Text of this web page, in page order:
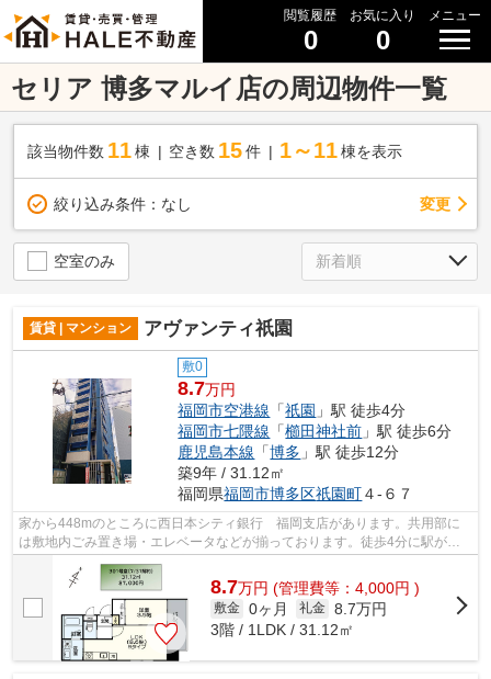
閲覧履歴
0
お気に入り
0
メニュー
セリア 博多マルイ店の周辺物件一覧
該当物件数 11棟 空き数 15 件 1～11 棟を表示
絞り込み条件： なし 変更
空室のみ
賃貸 | マンション アヴァンティ祇園
敷0
8.7万円
福岡市空港線 「祇園 」駅 徒歩4分
福岡市七隈線 「櫛田神社前 」駅 徒歩6分
鹿児島本線 「博多 」駅 徒歩12分
築9年 / 31.12㎡
福岡県福岡市博多区祇園町４-６７
家から448mのところに西日本シティ銀行 福岡支店があります。共用部に
は敷地内ごみ置き場・エレベータなどが揃っております。徒歩4分に駅があ
る物件です。良好な眺望で癒されてみませ...
8.7万円 (管理費等：4,000円 )
敷金 0ヶ月 礼金 8.7万円
3階 / 1LDK / 31.12㎡